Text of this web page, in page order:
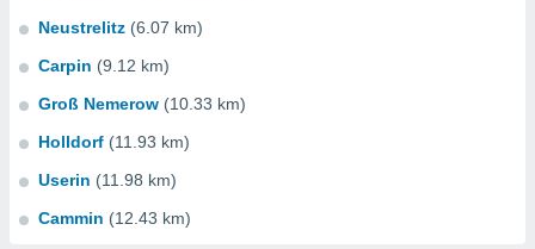
Neustrelitz (6.07 km)
Carpin (9.12 km)
Groß Nemerow (10.33 km)
Holldorf (11.93 km)
Userin (11.98 km)
Cammin (12.43 km)